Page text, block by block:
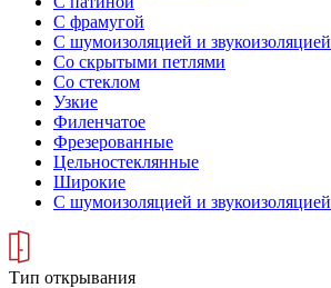
С фрамугой
С шумоизоляцией и звукоизоляцией
Со скрытыми петлями
Со стеклом
Узкие
Филенчатое
Фрезерованные
Цельностеклянные
Широкие
С шумоизоляцией и звукоизоляцией
Тип открывания